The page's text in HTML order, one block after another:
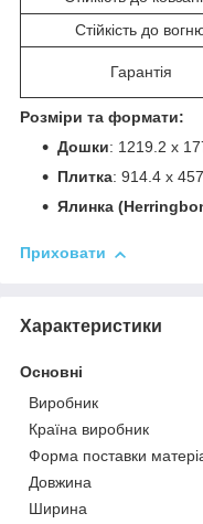
Стійкість до
Гарантія
Розміри та формати:
Дошки: 1219.2 x
Плитка: 914.4 x
Ялинка
Приховати
Характеристики
Основні
Виробник
Країна виробник
Форма поставки
Довжина
Ширина